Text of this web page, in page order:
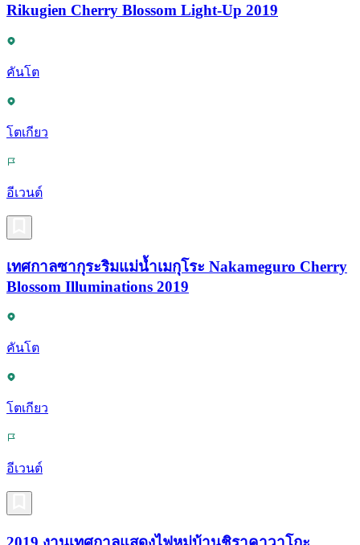
Rikugien Cherry Blossom Light-Up 2019
คันโต
โตเกียว
อีเวนต์
เทศกาลซากุระริมแม่น้ำเมกุโระ Nakameguro Cherry
Blossom Illuminations 2019
คันโต
โตเกียว
อีเวนต์